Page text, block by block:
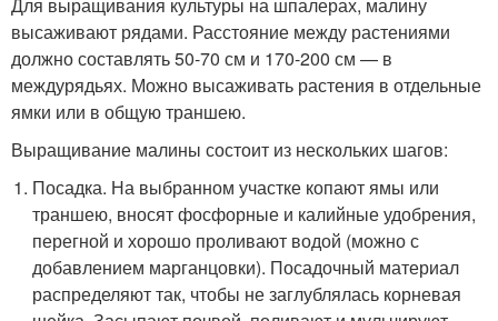
Для выращивания культуры на шпалерах, малину
высаживают рядами. Расстояние между растениями
должно составлять 50-70 см и 170-200 см — в
междурядьях. Можно высаживать растения в отдельные
ямки или в общую траншею.
Выращивание малины состоит из нескольких шагов:
Посадка. На выбранном участке копают ямы или
траншею, вносят фосфорные и калийные удобрения,
перегной и хорошо проливают водой (можно с
добавлением марганцовки). Посадочный материал
распределяют так, чтобы не заглублялась корневая